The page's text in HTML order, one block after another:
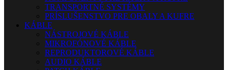
TRANSPORTNÉ SYSTÉMY
PRÍSLUŠENSTVO PRE OBALY A KUFRE
KÁBLE
NÁSTROJOVÉ KÁBLE
MIKROFÓNOVÉ KÁBLE
REPRODUKTOROVÉ KÁBLE
AUDIO KÁBLE